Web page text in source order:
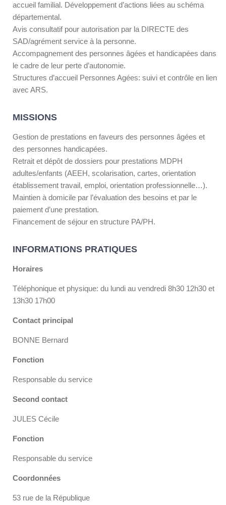
accueil familial. Développement d’actions liées au schéma
départemental.
Avis consultatif pour autorisation par la DIRECTE des
SAD/agrément service à la personne.
Accompagnement des personnes âgées et handicapées dans
le cadre de leur perte d’autonomie.
Structures d’accueil Personnes Agées: suivi et contrôle en lien
avec ARS.
MISSIONS
Gestion de prestations en faveurs des personnes âgées et
des personnes handicapées.
Retrait et dépôt de dossiers pour prestations MDPH
adultes/enfants (AEEH, scolarisation, cartes, orientation
établissement travail, emploi, orientation professionnelle…).
Maintien à domicile par l’évaluation des besoins et par le
paiement d’une prestation.
Financement de séjour en structure PA/PH.
INFORMATIONS PRATIQUES
Horaires
Téléphonique et physique: du lundi au vendredi 8h30 12h30 et
13h30 17h00
Contact principal
BONNE Bernard
Fonction
Responsable du service
Second contact
JULES Cécile
Fonction
Responsable du service
Coordonnées
53 rue de la République